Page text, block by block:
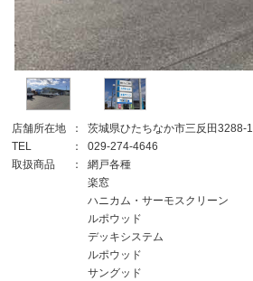
店舗所在地 ：
茨城県ひたちなか市三反田3288-1
TEL
：
029-274-4646
取扱商品
：
網戸各種
楽窓
ハニカム・サーモスクリーン
ルポウッド
デッキシステム
ルポウッド
サングッド